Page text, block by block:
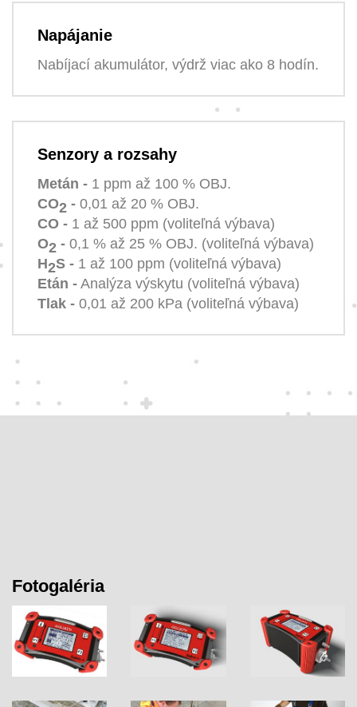
Napájanie
Nabíjací akumulátor, výdrž viac ako 8 hodín.
Senzory a rozsahy
Metán - 1 ppm až 100 % OBJ.
CO2 - 0,01 až 20 % OBJ.
CO - 1 až 500 ppm (voliteľná výbava)
O2 - 0,1 % až 25 % OBJ. (voliteľná výbava)
H2S - 1 až 100 ppm (voliteľná výbava)
Etán - Analýza výskytu (voliteľná výbava)
Tlak - 0,01 až 200 kPa (voliteľná výbava)
Fotogaléria